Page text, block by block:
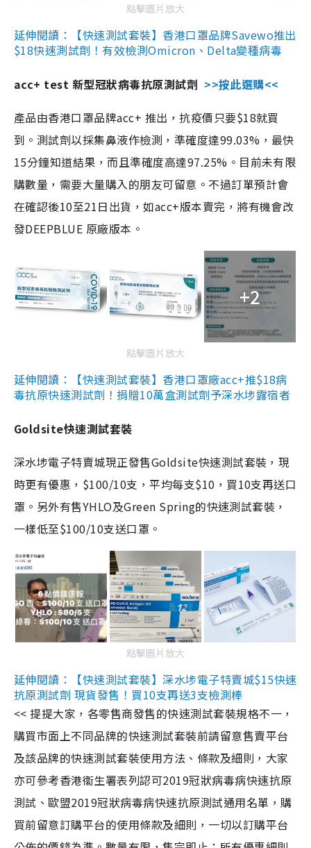
點擊圖片放大
延伸閱讀：【快速測試套裝】香港口罩品牌Savewo推出
$18快速測試劑！有效檢測Omicron、Delta變種病毒
acc+ test 新型冠狀病毒抗原測試劑 >>按此選購<<
產品由香港口罩品牌acc+ 推出，抗疫價只要$18就買
到。測試劑以採集鼻液作檢測，準確度達99.03%，最快
15分鐘知道結果，而且準確度高達97.25%。目前未有限
購數量，需要大量購入的朋友可留意。不過訂單預計會
在確認後10至21日出貨，如acc+版本賣完，將有機會改
發DEEPBLUE 原廠版本。
+2
點擊圖片放大
延伸閱讀：【快速測試套裝】香港口罩廠acc+推$18病
毒抗原快速測試劑！捐贈10萬盒測試劑予深水埗露宿者
Goldsite快速測試套裝
深水埗電子特賣城現正發售Goldsite快速測試套裝，現
時更有優惠，$100/10支，平均每支$10，買10支再送口
罩。另外有售YHLO及Green Spring的快速測試套裝，
一樣低至$100/10支送口罩。
點擊圖片放大
延伸閱讀：【快速測試套裝】深水埗電子特賣城$15快速
抗原測試劑 現貨發售！買10支再送3支檢測棒
<< 提提大家，各零售商發售的快速測試套裝規格不一，
購買市面上不同品牌的快速測試套裝前請留意售賣平台
及該品牌的快速測試套裝使用方法、條款及細則，大家
亦可參考香港衞生署表列認可2019冠狀病毒病快速抗原
測試、歐盟2019冠狀病毒病快速抗原測試通用名單，購
買前留意訂購平台的使用條款及細則，一切以訂購平台